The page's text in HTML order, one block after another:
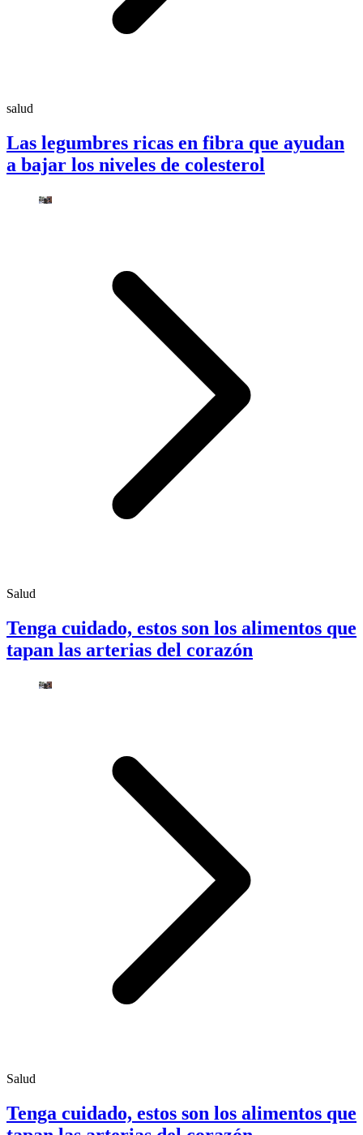
salud
Las legumbres ricas en fibra que ayudan
a bajar los niveles de colesterol
Salud
Tenga cuidado, estos son los alimentos que
tapan las arterias del corazón
Salud
Tenga cuidado, estos son los alimentos que